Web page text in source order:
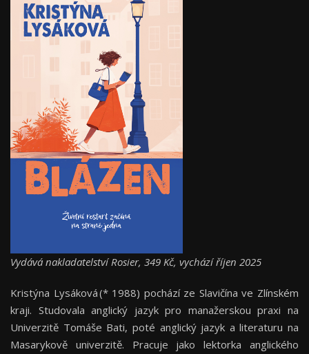
Vydává nakladatelství Rosier, 349 Kč, vychází říjen 2025
Kristýna Lysáková (* 1988) pochází ze Slavičína ve Zlínském
kraji. Studovala anglický jazyk pro manažerskou praxi na
Univerzitě Tomáše Bati, poté anglický jazyk a literaturu na
Masarykově univerzitě. Pracuje jako lektorka anglického